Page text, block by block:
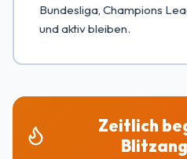
Bundesliga, Champions
und aktiv bleiben.
Zeitlich